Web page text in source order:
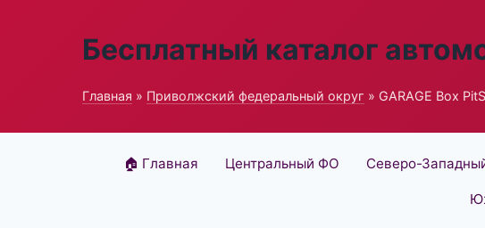
Бесплатный каталог
Главная » Приволжский федеральный округ » GARAGE Box
🏠 Главная Центральный ФО Северо-